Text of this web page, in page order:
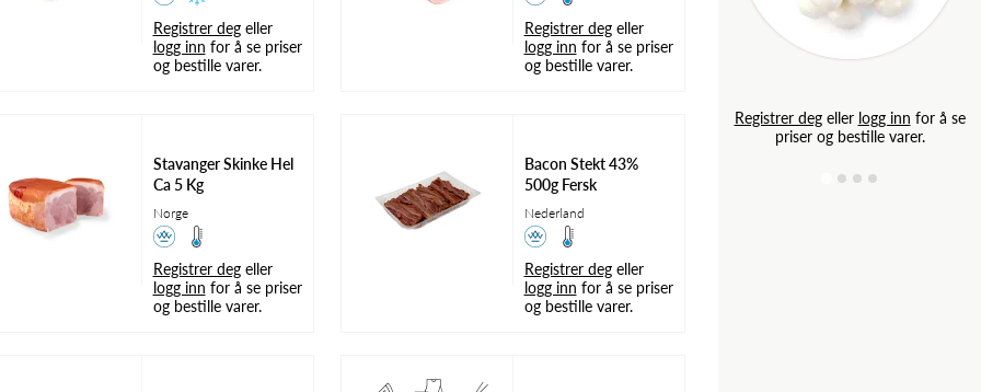
Registrer degeller logg inn for å se
priser og bestille varer.
Registrer degeller
logg inn for å se priser
og bestille varer.
Registrer degeller
logg inn for å se priser
og bestille varer.
Stavanger Skinke Hel
Ca 5 Kg
Norge
Registrer degeller
logg inn for å se priser
og bestille varer.
Bacon Stekt 43%
500g Fersk
Nederland
Registrer degeller
logg inn for å se priser
og bestille varer.